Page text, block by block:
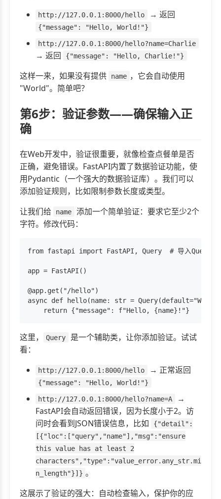
http://127.0.0.1:8000/hello → 返回
{"message": "Hello, World!"}
http://127.0.0.1:8000/hello?name=Charlie
→ 返回 {"message": "Hello, Charlie!"}
这样一来，如果没有提供 name ，它会自动使用
"World"。简单吧？
第6步：验证参数——确保输入正
确
在Web开发中，验证很重要，就像检查点餐单是否
正确，避免错误。FastAPI内置了数据验证功能，使
用Pydantic（一个强大的数据验证库）。我们可以
添加验证规则，比如限制参数长度或类型。
让我们给
name
添加一个简单验证：要求它至少2个
字符。修改代码：
from fastapi import FastAPI, Query  # 导入Query，用
app = FastAPI()
@app.get("/hello")
async def hello(name: str = Query(default="World",
这里， Query
是一个辅助类，让你添加验证。试试
看：
http://127.0.0.1:8000/hello → 正常返回
{"message": "Hello, World!"}
http://127.0.0.1:8000/hello?name=A
→
FastAPI会自动返回错误，因为长度小于2。访
问时会看到JSON错误信息，比如
{"detail":
[{"loc":["query","name"],"msg":"ensure
this value has at least 2
characters","type":"value_error.any_str.mi
n_length"}]} 。
这展示了验证的强大：自动检查输入，保护你的应